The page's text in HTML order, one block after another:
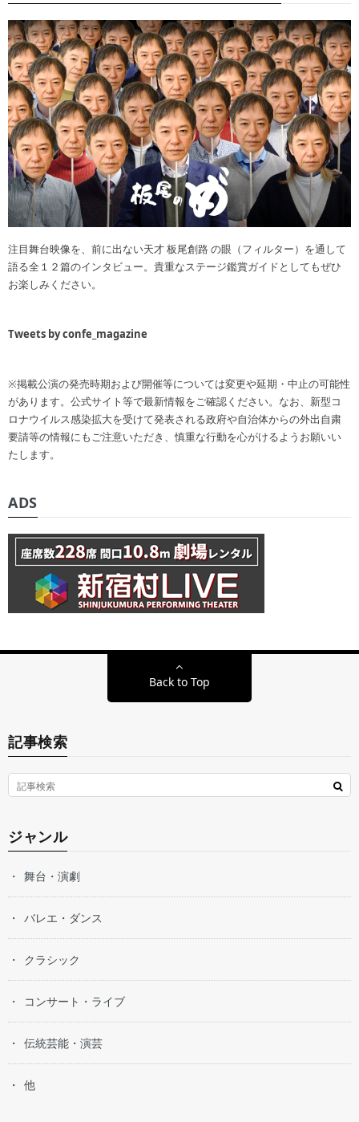
注目舞台映像を、前に出ない天才 板尾創路 の眼（フィルター）を通して
語る全１２篇のインタビュー。貴重なステージ鑑賞ガイドとしてもぜひ
お楽しみください。
Tweets by confe_magazine
※掲載公演の発売時期および開催等については変更や延期・中止の可能性
があります。公式サイト等で最新情報をご確認ください。なお、新型コ
ロナウイルス感染拡大を受けて発表される政府や自治体からの外出自粛
要請等の情報にもご注意いただき、慎重な行動を心がけるようお願いい
たします。
ADS
Back to Top
記事検索
ジャンル
舞台・演劇
バレエ・ダンス
クラシック
コンサート・ライブ
伝統芸能・演芸
他